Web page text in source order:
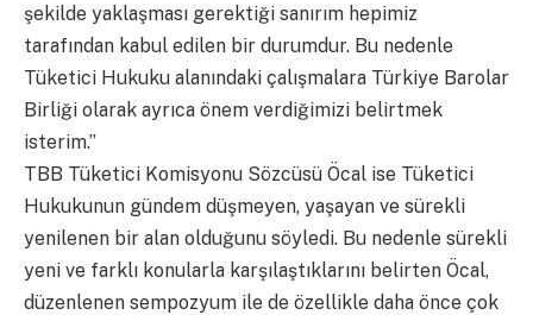
şekilde yaklaşması gerektiği sanırım hepimiz
tarafından kabul edilen bir durumdur. Bu nedenle
Tüketici Hukuku alanındaki çalışmalara Türkiye Barolar
Birliği olarak ayrıca önem verdiğimizi belirtmek
isterim.”
TBB Tüketici Komisyonu Sözcüsü Öcal ise Tüketici
Hukukunun gündem düşmeyen, yaşayan ve sürekli
yenilenen bir alan olduğunu söyledi. Bu nedenle sürekli
yeni ve farklı konularla karşılaştıklarını belirten Öcal,
düzenlenen sempozyum ile de özellikle daha önce çok